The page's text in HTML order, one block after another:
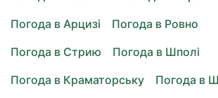
Погода в Арцизі
Погода в Ровно
Погода в Стрию
Погода в Шполі
Погода в Краматорську
Погода в